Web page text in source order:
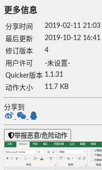
更多信息
分享时间
2019-02-11 21:03
最后更新
2019-10-12 16:41
修订版本
4
用户许可
-未设置-
Quicker版本 1.1.31
动作大小
11.7 KB
分享到
举报恶意/危险动作